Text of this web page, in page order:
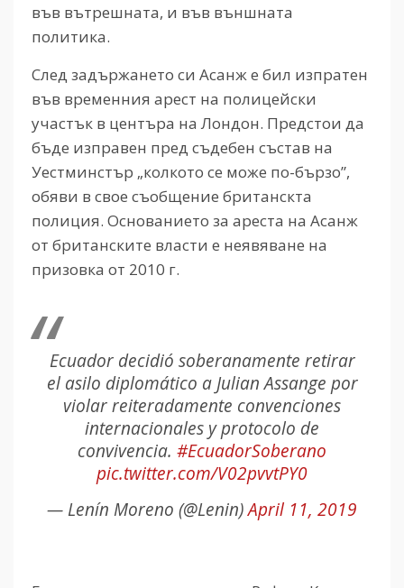
във вътрешната, и във външната
политика.
След задържането си Асанж е бил изпратен
във временния арест на полицейски
участък в центъра на Лондон. Предстои да
бъде изправен пред съдебен състав на
Уестминстър „колкото се може по-бързо”,
обяви в свое съобщение британскта
полиция. Основанието за ареста на Асанж
от британските власти е неявяване на
призовка от 2010 г.
Ecuador decidió soberanamente retirar
el asilo diplomático a Julian Assange por
violar reiteradamente convenciones
internacionales y protocolo de
convivencia. #EcuadorSoberano
pic.twitter.com/V02pvvtPY0
— Lenín Moreno (@Lenin)April 11, 2019